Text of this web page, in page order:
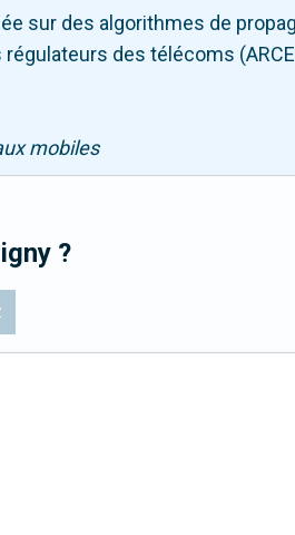
sur des algorithmes de
des télécoms
mobiles
?